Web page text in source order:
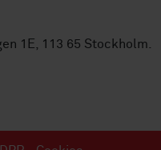
1E, 113 65 Stockholm.